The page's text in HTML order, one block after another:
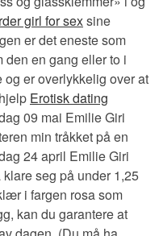
girl for sexsine
er det eneste som
den en gang eller to i
er overlykkelig over at
Erotisk dating
09 mai Emilie Giri
min tråkket på en
24 april Emilie Giri
seg på under 1,25
i fargen rosa som
kan du garantere at